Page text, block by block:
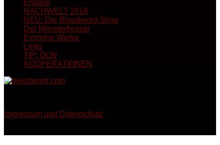
English
NACHWELT 2018
NEU: Der Bloodword-Shop
Der Monsterfresser
Einzelne Werke
Links
TIP: DLW
KOOPERATIONEN
Impressum und Datenschutz